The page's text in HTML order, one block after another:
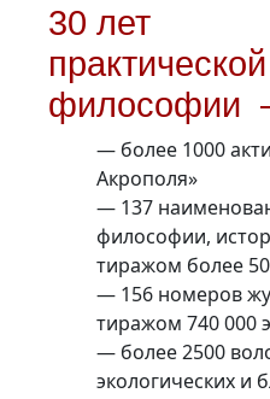
30 лет
практической
философии
— более 1000
Акрополя»
— 137
философии,
тиражом более
— 156 номеров
тиражом 740 000
— более 2500
экологических и